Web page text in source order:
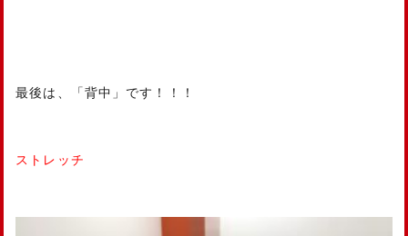
最後は、「背中」です！！！
ストレッチ